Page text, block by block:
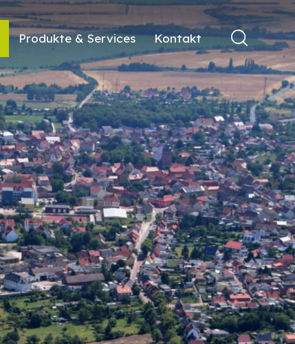
Produkte & Services Kontakt